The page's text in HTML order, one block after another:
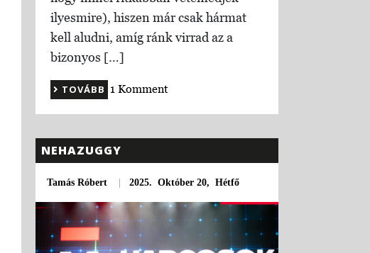
ilyesmire), hiszen már csak hármat
kell aludni, amíg ránk virrad az a
bizonyos […]
TOVÁBB 1 Komment
NEHAZUGGY
Tamás Róbert |2025. Október 20, Hétfő